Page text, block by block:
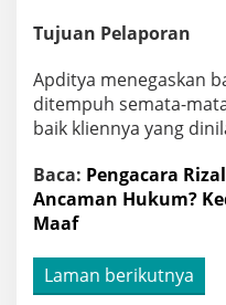
Tujuan Pelaporan
Apditya menegaskan
ditempuh semata-
baik kliennya yang
Baca: Pengacara
Ancaman Hukum?
Maaf
Laman berikutnya